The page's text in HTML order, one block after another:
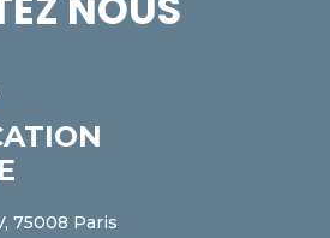
75008 Paris